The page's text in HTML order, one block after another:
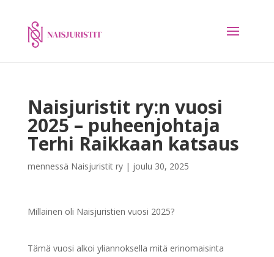
Naisjuristit ry:n vuosi
2025 – puheenjohtaja
Terhi Raikkaan katsaus
mennessä Naisjuristit ry| joulu 30, 2025
Millainen oli Naisjuristien vuosi 2025?
Tämä vuosi alkoi yliannoksella mitä erinomaisinta